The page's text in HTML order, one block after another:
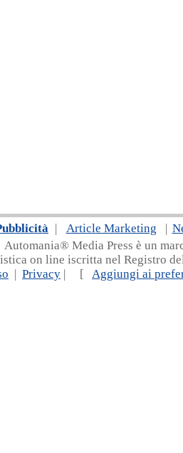
| Article Marketing |
Media Press è un
on line iscritta nel Registro
| Privacy | [ Aggiungi ai